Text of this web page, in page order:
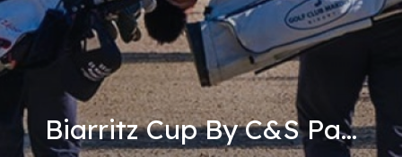
Biarritz Cup By C&S Pa...